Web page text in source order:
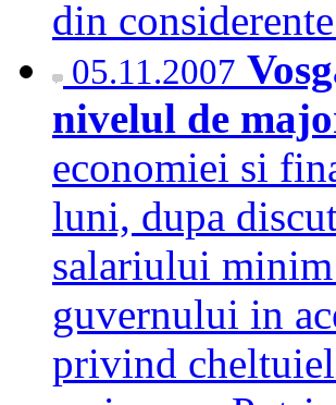
din
05.11.2007
nivelul de
economiei si
luni, dupa
salariului minim
guvernului in
privind